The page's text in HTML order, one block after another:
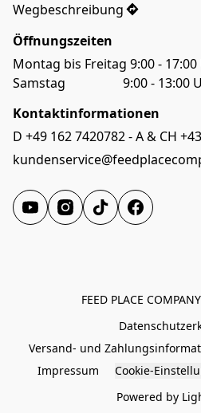
Wegbeschreibung
Öffnungszeiten
Montag bis Freitag 9:00 -
Samstag                  9:00 - 13:00
Kontaktinformationen
D +49 162 7420782 - A & CH
FEED PLACE
Versand- und
Impressum
Cookie-
Powered by